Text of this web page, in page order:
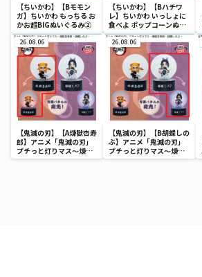
【ちいかわ】【Bモモン
ガ】ちいかわ もっちる お
かお超BIGぬいぐるみ②
【ちいかわ】【Bハチワ
レ】ちいかわ いっしょに
食べよ ポップコーンぬい
ぐるみ
26.08.06
【鬼滅の刃】【A煉獄杏寿
郎】アニメ「鬼滅の刃」
プチっと灯りマス～煉獄
杏寿郎・胡蝶しのぶ～
26.08.06
【鬼滅の刃】【B胡蝶しの
ぶ】アニメ「鬼滅の刃」
プチっと灯りマス～煉獄
杏寿郎・胡蝶しのぶ～